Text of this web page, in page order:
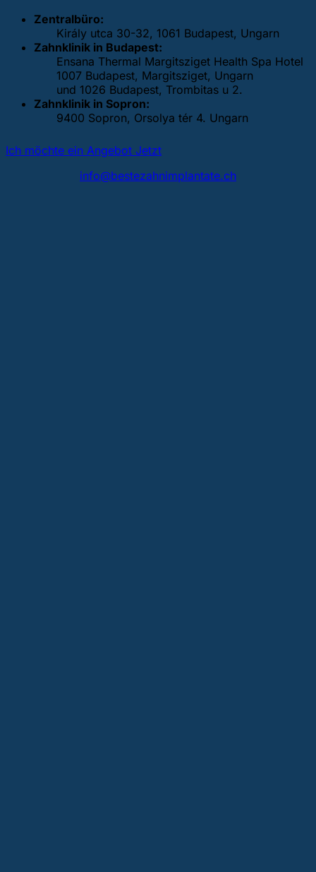
Zentralbüro:
Király utca 30-32, 1061 Budapest, Ungarn
Zahnklinik in Budapest:
Ensana Thermal Margitsziget Health Spa Hotel
1007 Budapest, Margitsziget, Ungarn
und 1026 Budapest, Trombitas u 2.
Zahnklinik in Sopron:
9400 Sopron, Orsolya tér 4. Ungarn
Ich möchte ein Angebot Jetzt
info@bestezahnimplantate.ch